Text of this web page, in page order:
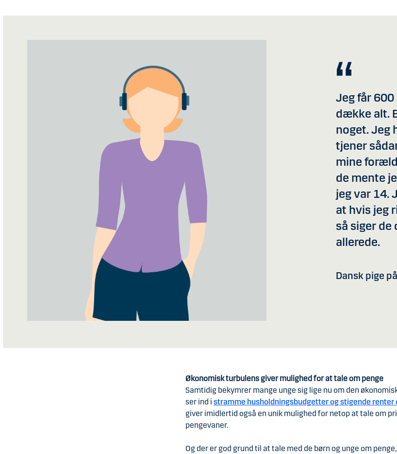
Jeg får
dække alt.
noget. Jeg
tjener
mine
de mente
jeg var 14.
at hvis jeg
så siger de
allerede.
Dansk pige
Økonomisk turbulens giver mulighed for at tale om penge
Samtidig bekymrer mange unge sig lige nu om den
ser ind istramme husholdningsbudgetter og stigende renter
giver imidlertid også en unik mulighed for netop at tale om
pengevaner.
Og der er god grund til at tale med de børn og unge om